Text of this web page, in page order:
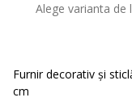
Alege varianta de
Furnir decorativ și
cm